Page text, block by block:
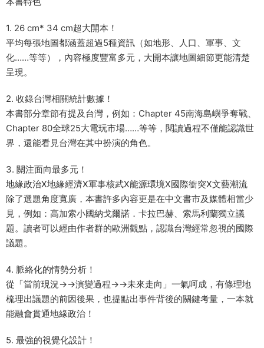
1. 26 cm* 34 cm超大開本！
平均每張地圖都涵蓋超過5種資訊（如地形、人口、軍事、文
化……等等），內容極度豐富多元，大開本讓地圖細節更能清楚
呈現。
2. 收錄台灣相關統計數據！
本書部分章節有提及台灣，例如：Chapter 45南海島嶼爭奪戰、
Chapter 80全球25大電玩市場……等等，閱讀過程不僅能認識世
界，還能看見台灣在其中扮演的角色。
3. 關注面向最多元！
地緣政治X地緣經濟X軍事核武X能源環境X國際衝突X文藝潮流
除了選題角度寬廣，本書許多內容更是在中文書市及媒體相當少
見，例如：高加索小國納戈爾諾．卡拉巴赫、索馬利蘭獨立議
題。讀者可以經由作者群的歐洲觀點，認識台灣經常忽視的國際
議題。
4. 脈絡化的情勢分析！
從「當前現況→→演變過程→→未來走向」一氣呵成，有條理地
梳理出議題的前因後果，也提點出事件背後的關鍵考量，一本就
能融會貫通地緣政治！
5. 最強的視覺化設計！